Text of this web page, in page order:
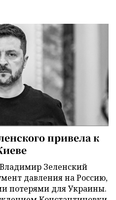
привела к
Зеленский
давления на Россию,
потерями для Украины.